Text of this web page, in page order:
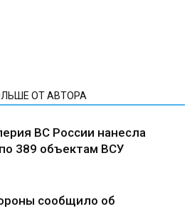
ОТ АВТОРА
ВС России нанесла
389 объектам ВСУ
сообщило об